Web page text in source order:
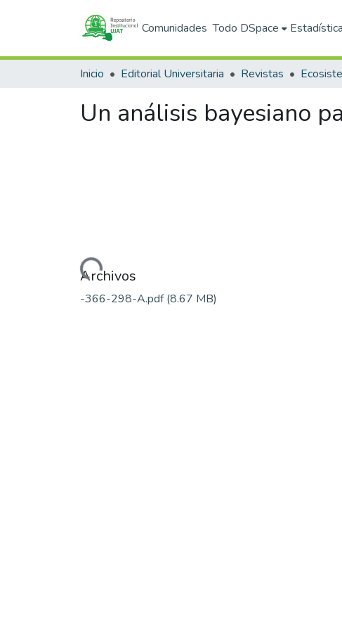
Comunidades Todo DSpace
Inicio Editorial Universitaria Revistas
Un análisis bayesiano
Cargando...
Archivos
-366-298-A.pdf(8.67 MB)